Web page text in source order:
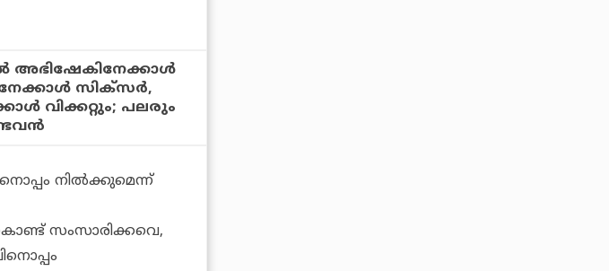
അഭിഷേകിനേക്കാള്‍
സിക്‌സര്‍,
വിക്കറ്റും; പലരും
നില്‍ക്കുമെന്ന്
സംസാരിക്കവെ,